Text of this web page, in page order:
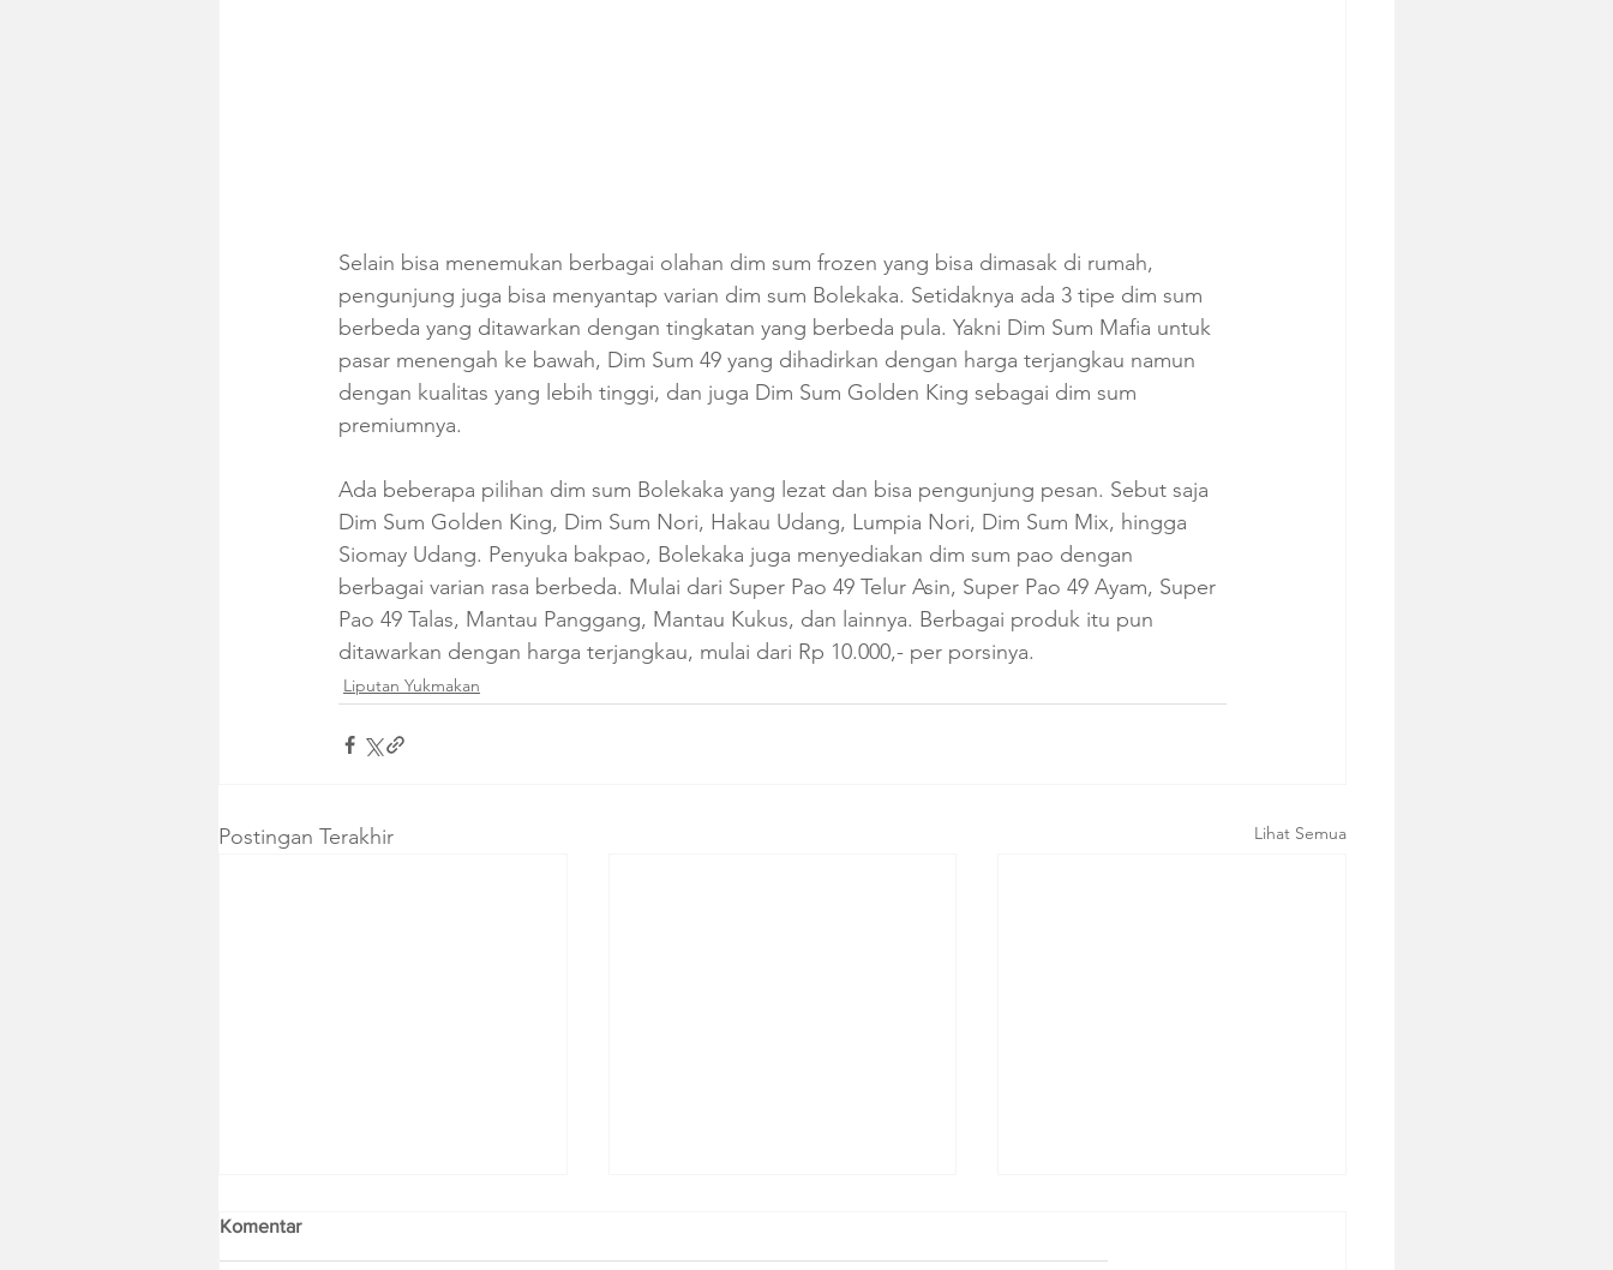
Selain bisa menemukan berbagai olahan dim sum frozen yang bisa dimasak di rumah,
pengunjung juga bisa menyantap varian dim sum Bolekaka. Setidaknya ada 3 tipe dim sum
berbeda yang ditawarkan dengan tingkatan yang berbeda pula. Yakni Dim Sum Mafia untuk
pasar menengah ke bawah, Dim Sum 49 yang dihadirkan dengan harga terjangkau namun
dengan kualitas yang lebih tinggi, dan juga Dim Sum Golden King sebagai dim sum
premiumnya.
Ada beberapa pilihan dim sum Bolekaka yang lezat dan bisa pengunjung pesan. Sebut saja
Dim Sum Golden King, Dim Sum Nori, Hakau Udang, Lumpia Nori, Dim Sum Mix, hingga
Siomay Udang. Penyuka bakpao, Bolekaka juga menyediakan dim sum pao dengan
berbagai varian rasa berbeda. Mulai dari Super Pao 49 Telur Asin, Super Pao 49 Ayam, Super
Pao 49 Talas, Mantau Panggang, Mantau Kukus, dan lainnya. Berbagai produk itu pun
ditawarkan dengan harga terjangkau, mulai dari Rp 10.000,- per porsinya.
Liputan Yukmakan
Postingan Terakhir Lihat Semua
Komentar